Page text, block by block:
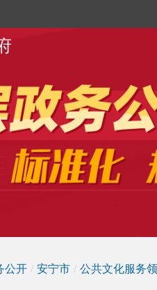
公开 / 安宁市 / 公共文化服务